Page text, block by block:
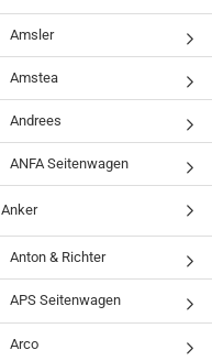
Amsler
Amstea
Andrees
ANFA Seitenwagen
Anker
Anton & Richter
APS Seitenwagen
Arco